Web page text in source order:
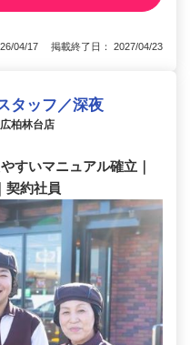
04/17 掲載終了日： 2027/04/23
タッフ／深夜
柏林台店
すいマニュアル確立｜
契約社員